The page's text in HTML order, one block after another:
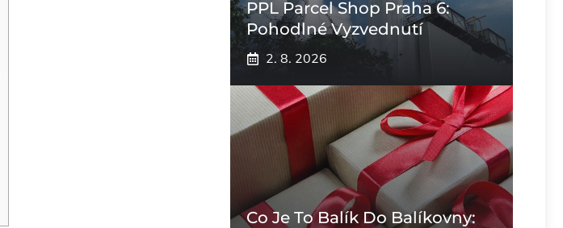
PPL Parcel Shop Praha 6:
Pohodlné Vyzvednutí
2. 8. 2026
Co Je To Balík Do Balíkovny: